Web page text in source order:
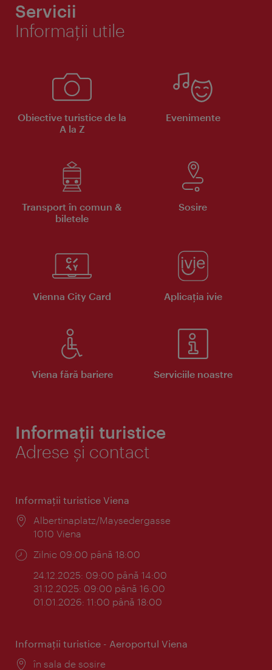
Servicii
Informaţii utile
Obiective turistice de la
A la Z
Evenimente
Transport în comun &
biletele
Sosire
Vienna City Card Aplicaţia ivie
Viena fără bariere Serviciile noastre
Informații turistice
Adrese și contact
Informaţii turistice Viena
Locul:
Albertinaplatz/Maysedergasse
1010 Viena
Program:
Zilnic 09:00 până 18:00
24.12.2025: 09:00 până 14:00
31.12.2025: 09:00 până 16:00
01.01.2026: 11:00 până 18:00
Informaţii turistice - Aeroportul Viena
Locul:
în sala de sosire